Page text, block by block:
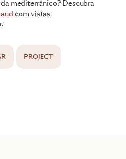
mediterrânico? Descubra
com vistas
PROJECT